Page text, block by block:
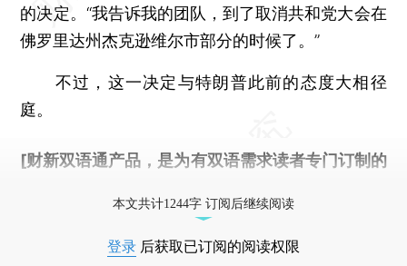
的决定。“我告诉我的团队，到了取消共和党大会在
佛罗里达州杰克逊维尔市部分的时候了。”
不过，这一决定与特朗普此前的态度大相径
庭。
[财新双语通产品，是为有双语需求读者专门订制的
本文共计1244字 订阅后继续阅读
登录 后获取已订阅的阅读权限